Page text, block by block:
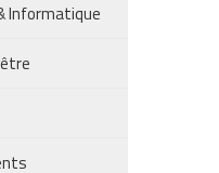
Informatique